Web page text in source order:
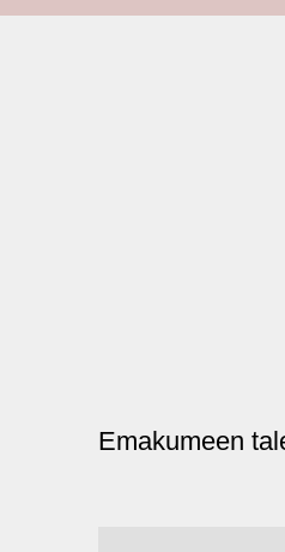
Emakumeen